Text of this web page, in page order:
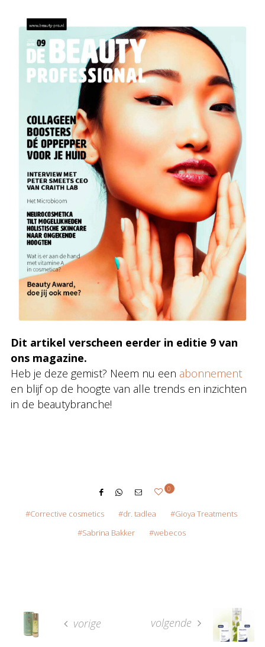
Dit artikel verscheen eerder in editie 9 van
ons magazine.
Heb je deze gemist? Neem nu een abonnement
en blijf op de hoogte van alle trends en inzichten
in de beautybranche!
0
Corrective cosmetics dr. tadlea
Gioya Treatments
Sabrina Bakker
webecos
vorige volgende